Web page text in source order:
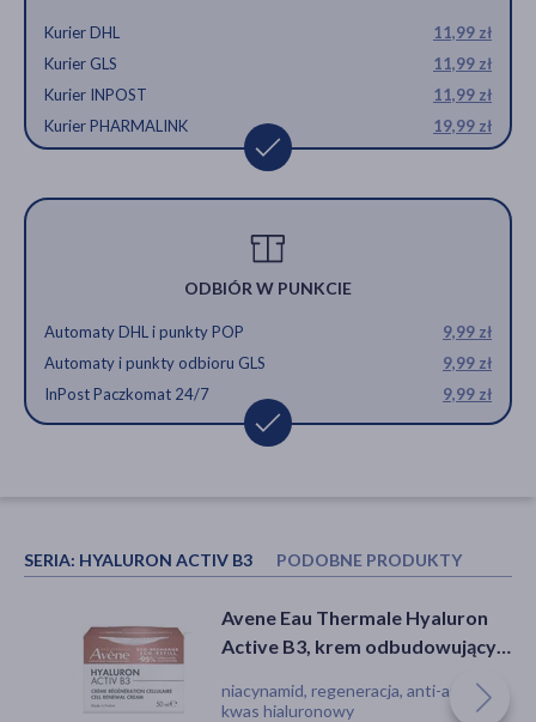
Kurier DHL
11,99 zł
Kurier GLS
11,99 zł
Kurier INPOST
11,99 zł
Kurier PHARMALINK
19,99 zł
ODBIÓR W PUNKCIE
Automaty DHL i punkty POP
9,99 zł
Automaty i punkty odbioru GLS
9,99 zł
InPost Paczkomat 24/7
9,99 zł
SERIA: HYALURON ACTIV B3 PODOBNE PRODUKTY
Botame Rokitnik, krem pod
oczy, 15 ml
krem, nadwrażliwość, obrzęk, suchość,
wiotkość skóry
Avene Hyaluron Activ B3, krem
na noc, 40 ml
krem, suchość, zmarszczki, wiotkość
skóry
Avene Eau Thermale Hyaluron
Active B3, krem odbudowujący
niacynamid, regeneracja, anti-age,
kwas hialuronowy